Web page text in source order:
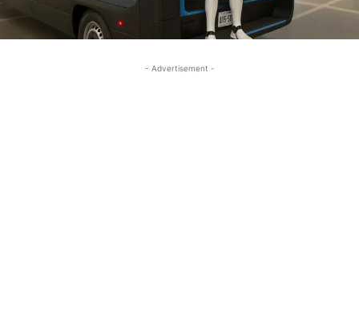
- Advertisement -